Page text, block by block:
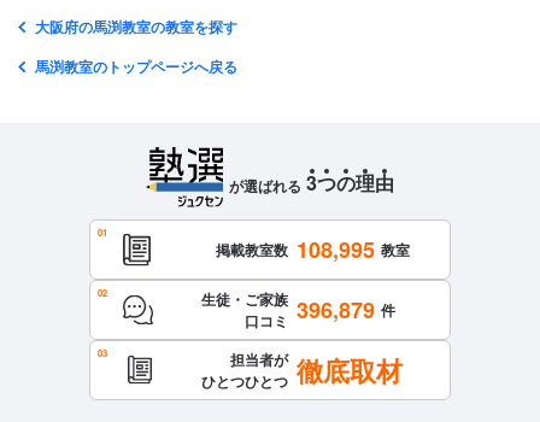
大阪府の馬渕教室の教室を探す
馬渕教室のトップページへ戻る
が選ばれる 3つの理由
掲載教室数 108,995 教室
生徒・ご家族
口コミ 396,879 件
担当者が
ひとつひとつ 徹底取材